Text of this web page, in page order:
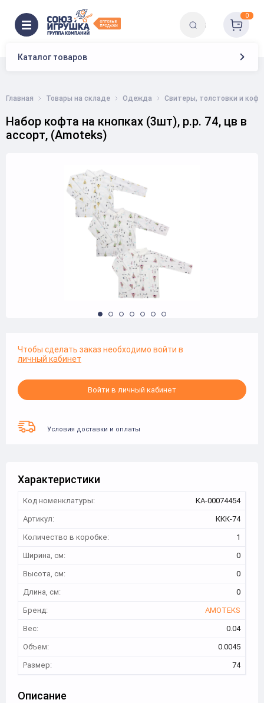
Каталог товаров
0
Главная Товары на складе Одежда Свитеры, толстовки и
Набор кофта на кнопках (3шт), р.р. 74, цв в
ассорт, (Аmoteks)
Чтобы сделать заказ необходимо войти в
личный кабинет
Войти в личный кабинет
Условия доставки и оплаты
Характеристики
Код номенклатуры:
КА-00074454
Артикул:
ККК-74
Количество в коробке:
1
Ширина, см:
0
Высота, см:
0
Длина, см:
0
Бренд:
AMOTEKS
Вес:
0.04
Объем:
0.0045
Размер:
74
Описание